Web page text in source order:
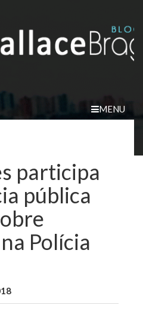
MENU
participa
pública
Polícia